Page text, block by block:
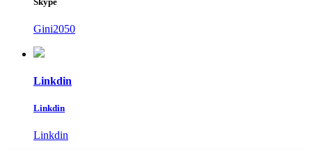
Gini2050
Linkdin
Linkdin
Linkdin